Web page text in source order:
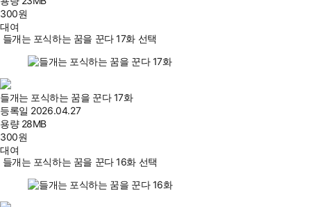
300원
대여
들개는 포식하는 꿈을 꾼다 17화 선택
들개는 포식하는 꿈을 꾼다 17화
등록일 2026.04.27
용량 28MB
300원
대여
들개는 포식하는 꿈을 꾼다 16화 선택